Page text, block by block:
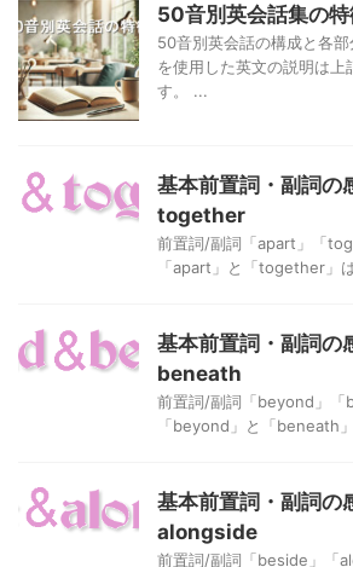
50音別英会話集の
50音別英会話の構成と各
を使用した英文の説明は上
す。 ...
基本前置詞・副詞
together
前置詞/副詞「apart」「
「apart」と「together」
基本前置詞・副詞
beneath
前置詞/副詞「beyond」「
「beyond」と「beneath
基本前置詞・副詞
alongside
前置詞/副詞「beside」「